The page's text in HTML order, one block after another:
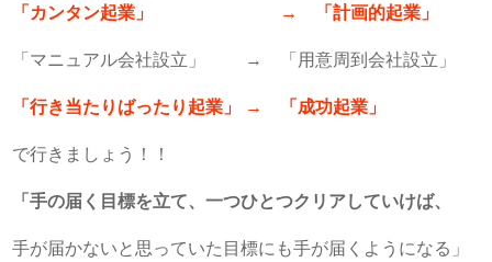
「カンタン起業」 → 「計画的起業」
「マニュアル会社設立」 → 「用意周到会社設立」
「行き当たりばったり起業」 → 「成功起業」
で行きましょう！！
「手の届く目標を立て、一つひとつクリアしていけば、
手が届かないと思っていた目標にも手が届くようになる」